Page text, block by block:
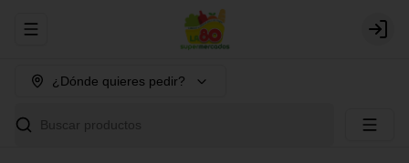
Abrir menu de navegación Login
¿Dónde quieres pedir?
Buscar productos